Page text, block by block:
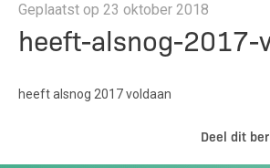
Geplaatst op 23 oktober 2018
heeft-alsnog-2017-
heeft alsnog 2017 voldaan
Deel dit